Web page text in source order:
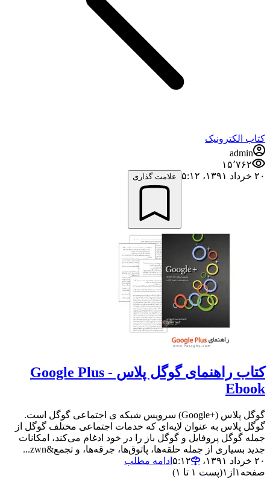
کتاب الکترونیک
admin
۱۵٬۷۶۲
۲۰ خرداد ۱۳۹۱،‏ ۵:۱۲
علامت گذاری
کتاب راهنمای گوگل پلاس - Google Plus
Ebook
گوگل پلاس (Google+‎) سرویس شبکه ی اجتماعی گوگل است.
گوگل پلاس به عنوان لایه‌ای که خدمات اجتماعی مختلف گوگل از
جمله گوگل پروفایل و گوگل باز را در خود ادغام می‌کند، امکانات
جدید بسیاری از جمله حلقه‌ها، پاتوق‌ها، جرقه‌ها، و تجمع&zwn...
۲۰ خرداد ۱۳۹۱،‏ ۵:۱۲
ادامه مطلب
صفحه ۱ از ۱(پست ۱ تا ۱)